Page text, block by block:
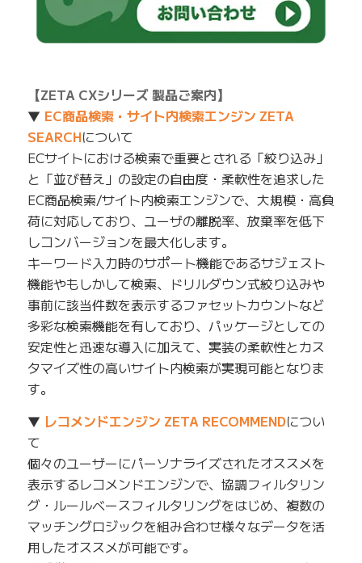
【ZETA CXシリーズ 製品ご案内】
▼ EC商品検索・サイト内検索エンジン ZETA
SEARCHについて
ECサイトにおける検索で重要とされる「絞り込み」
と「並び替え」の設定の自由度・柔軟性を追求した
EC商品検索/サイト内検索エンジンで、大規模・高負
荷に対応しており、ユーザの離脱率、放棄率を低下
しコンバージョンを最大化します。
キーワード入力時のサポート機能であるサジェスト
機能やもしかして検索、ドリルダウン式絞り込みや
事前に該当件数を表示するファセットカウントなど
多彩な検索機能を有しており、パッケージとしての
安定性と迅速な導入に加えて、実装の柔軟性とカス
タマイズ性の高いサイト内検索が実現可能となりま
す。
▼ レコメンドエンジン ZETA RECOMMENDについ
て
個々のユーザーにパーソナライズされたオススメを
表示するレコメンドエンジンで、協調フィルタリン
グ・ルールベースフィルタリングをはじめ、複数の
マッチングロジックを組み合わせ様々なデータを活
用したオススメが可能です。